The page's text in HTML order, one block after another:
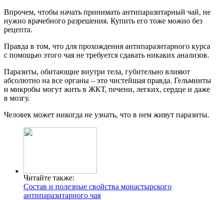
Впрочем, чтобы начать принимать антипаразитарный чай, не
нужно врачебного разрешения. Купить его тоже можно без
рецепта.
Правда в том, что для прохождения антипаразитарного курса
с помощью этого чая не требуется сдавать никаких анализов.
Паразиты, обитающие внутри тела, губительно влияют
абсолютно на все органы – это чистейшая правда. Гельминты
и микробы могут жить в ЖКТ, печени, легких, сердце и даже
в мозгу.
Человек может никогда не узнать, что в нем живут паразиты.
Читайте также:
Состав и полезные свойства монастырского
антипаразитарного чая